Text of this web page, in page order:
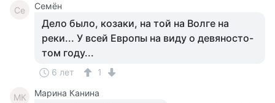
Се Семён
Дело было, козаки, на той на Волге на
реки... У всей Европы на виду о девяносто-
том году...
6 лет 1
МК Марина Канина